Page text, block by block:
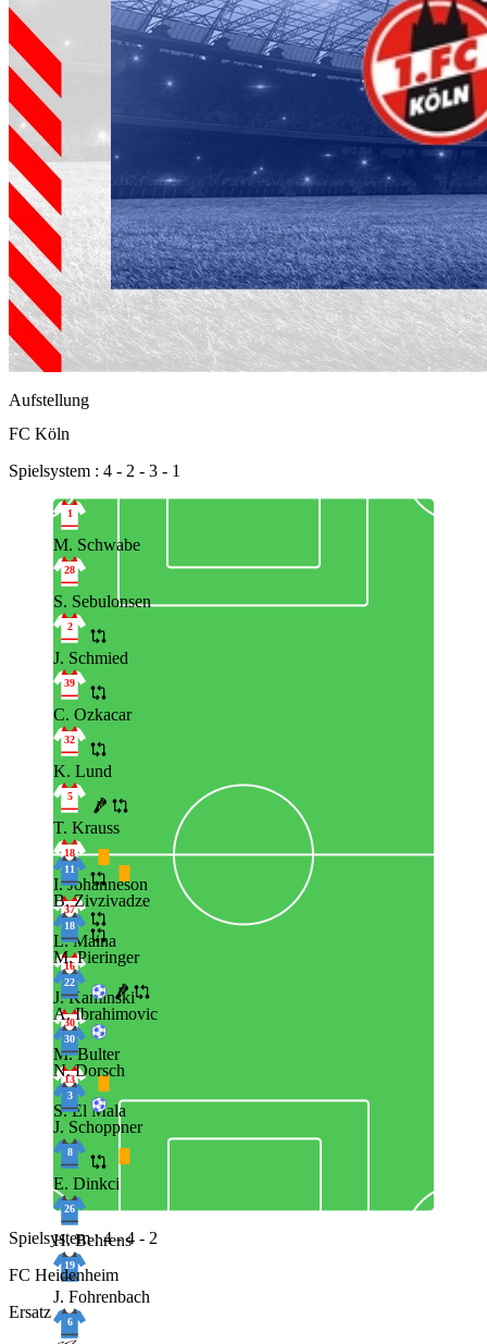
Aufstellung
FC Köln
Spielsystem : 4 - 2 - 3 - 1
1
M. Schwabe
28
S. Sebulonsen
2
J. Schmied
39
C. Ozkacar
32
K. Lund
5
T. Krauss
18
I. Johanneson
37
L. Maina
16
J. Kaminski
30
M. Bulter
13
S. El Mala
11
B. Zivzivadze
18
M. Pieringer
22
A. Ibrahimovic
30
N. Dorsch
3
J. Schoppner
8
E. Dinkci
26
H. Behrens
19
J. Fohrenbach
6
Spielsystem : 4 - 4 - 2
FC Heidenheim
Ersatz